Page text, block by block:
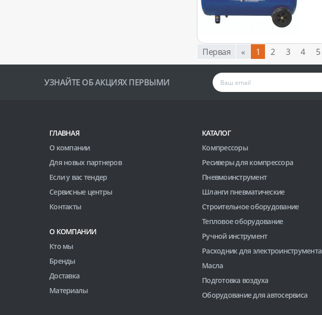
Первая « 1 2 3 4 5
УЗНАЙТЕ ОБ АКЦИЯХ ПЕРВЫМИ
ГЛАВНАЯ
О компании
Для новых партнеров
Если у вас тендер
Сервисные центры
Контакты
О КОМПАНИИ
Кто мы
Бренды
Доставка
Материалы
КАТАЛОГ
Компрессоры
Ресиверы для компрессора
Пневмоинструмент
Шланги пневматические
Строительное оборудование
Тепловое оборудование
Ручной инструмент
Расходник для электроинструмента
Масла
Подготовка воздуха
Оборудование для автосервиса